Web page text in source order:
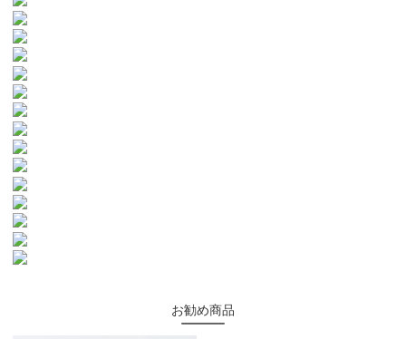
お勧め商品